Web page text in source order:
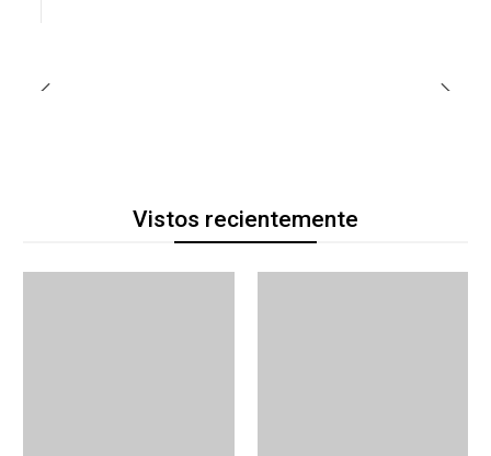
Vistos recientemente